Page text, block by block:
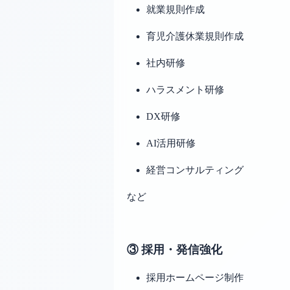
就業規則作成
育児介護休業規則作成
社内研修
ハラスメント研修
DX研修
AI活用研修
経営コンサルティング
など
③ 採用・発信強化
採用ホームページ制作